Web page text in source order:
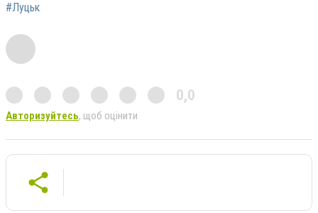
#Луцьк
0,0
Авторизуйтесь, щоб оцінити